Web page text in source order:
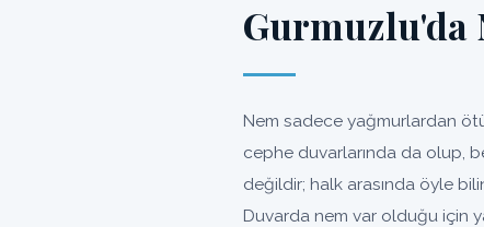
Gurmuzlu'da
Nem sadece yağmurlardan
cephe duvarlarında da olup,
değildir; halk arasında öyle
Duvarda nem var olduğu için